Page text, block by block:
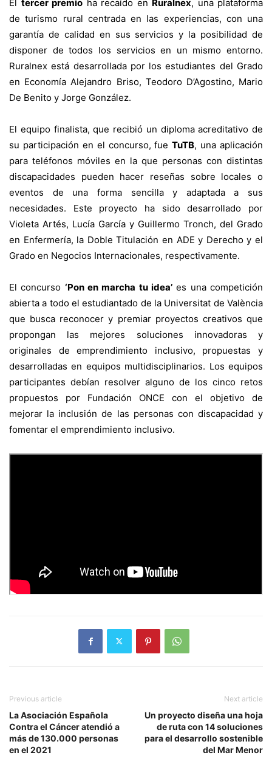
El tercer premio ha recaído en Ruralnex, una plataforma
de turismo rural centrada en las experiencias, con una
garantía de calidad en sus servicios y la posibilidad de
disponer de todos los servicios en un mismo entorno.
Ruralnex está desarrollada por los estudiantes del Grado
en Economía Alejandro Briso, Teodoro D’Agostino, Mario
De Benito y Jorge González.
El equipo finalista, que recibió un diploma acreditativo de
su participación en el concurso, fueTuTB, una aplicación
para teléfonos móviles en la que personas con distintas
discapacidades pueden hacer reseñas sobre locales o
eventos de una forma sencilla y adaptada a sus
necesidades. Este proyecto ha sido desarrollado por
Violeta Artés, Lucía García y Guillermo Tronch, del Grado
en Enfermería, la Doble Titulación en ADE y Derecho y el
Grado en Negocios Internacionales, respectivamente.
El concurso ‘Pon en marcha tu idea’ es una competición
abierta a todo el estudiantado de la Universitat de València
que busca reconocer y premiar proyectos creativos que
propongan las mejores soluciones innovadoras y
originales de emprendimiento inclusivo, propuestas y
desarrolladas en equipos multidisciplinarios. Los equipos
participantes debían resolver alguno de los cinco retos
propuestos por Fundación ONCE con el objetivo de
mejorar la inclusión de las personas con discapacidad y
fomentar el emprendimiento inclusivo.
Previous article
La Asociación Española
Contra el Cáncer atendió a
más de 130.000 personas
en el 2021
Next article
Un proyecto diseña una hoja
de ruta con 14 soluciones
para el desarrollo sostenible
del Mar Menor